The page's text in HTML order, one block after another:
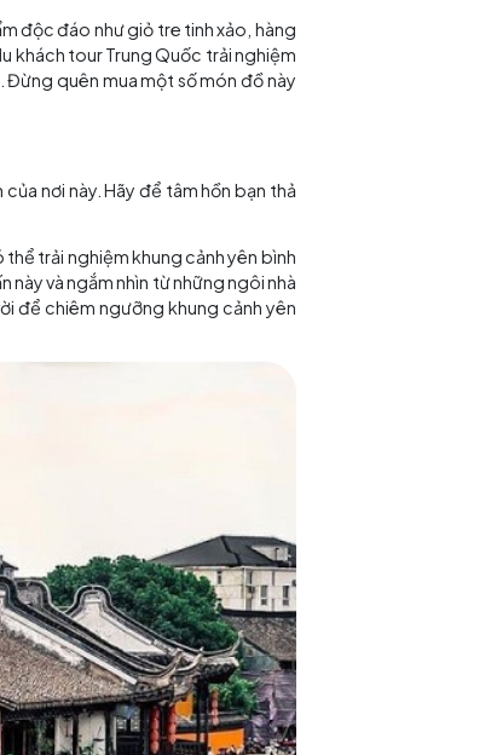
tượng của cổ trấn Chu Gia Giác.
sự độc đáo và đẳng cấp của khu phố.
những giá trị văn hóa sâu sắc.
linh vùng đất này.
những buổi biểu diễn nghệ thuật độc đáo.
trình kiến trúc đặc biệt, vinh danh một danh nhân
yên bình giữa sự hối hả của khu phố.
các tác phẩm độc đáo như giỏ tre tinh xảo, hàng
đến cho du kháchtour Trung Quốc
mỉ và tinh tế. Đừng quên mua một số món đồ này